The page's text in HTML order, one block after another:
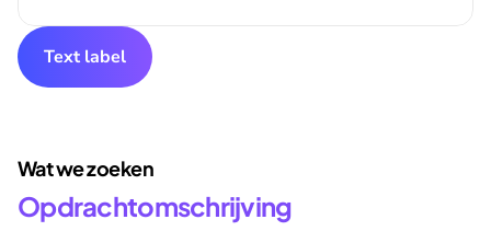
Text label
Wat we zoeken
Opdrachtomschrijving